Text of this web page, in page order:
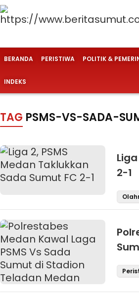
BERANDA PERISTIWA POLITIK &
INDEKS
TAG PSMS-VS-SADA-
2-1